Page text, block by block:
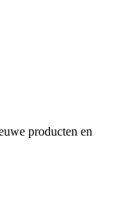
producten en